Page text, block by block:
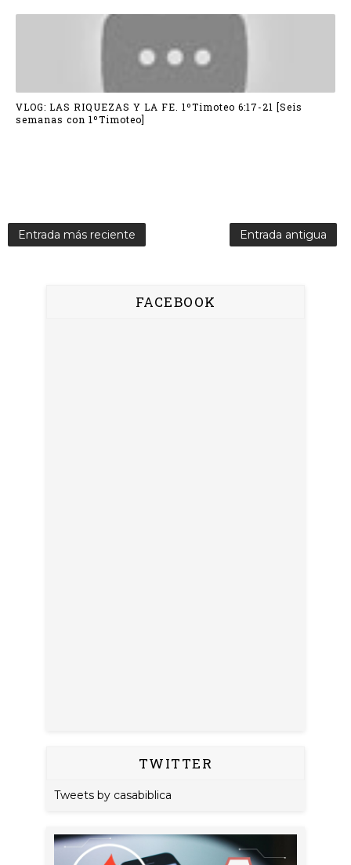
VLOG: LAS RIQUEZAS Y LA FE. 1ºTimoteo 6:17-21 [Seis
semanas con 1ºTimoteo]
Entrada más reciente Entrada antigua
FACEBOOK
TWITTER
Tweets by casabiblica